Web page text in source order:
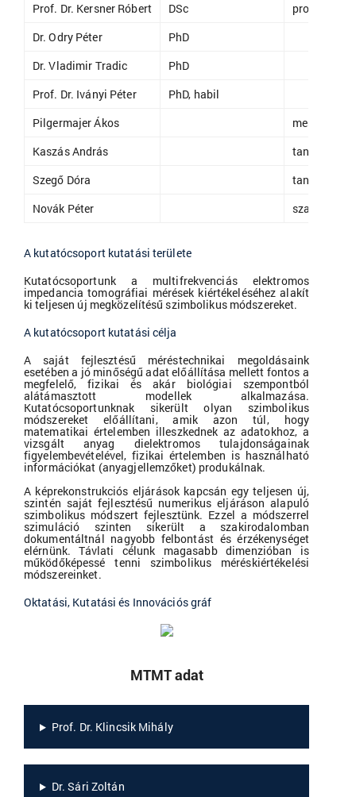
Prof. Dr. Kersner Róbert
DSc
prof.
Dr. Odry Péter
PhD
Dr. Vladimir Tradic
PhD
Prof. Dr. Iványi Péter
PhD, habil
Pilgermajer Ákos
Kaszás András
tanársegéd
Szegő Dóra
tanársegéd
Novák Péter
szakoktató
A kutatócsoport kutatási területe
Kutatócsoportunk a multifrekvenciás elektromos
impedancia tomográfiai mérések kiértékeléséhez alakít
ki teljesen új megközelítésű szimbolikus módszereket.
A kutatócsoport kutatási célja
A saját fejlesztésű méréstechnikai megoldásaink
esetében a jó minőségű adat előállítása mellett fontos a
megfelelő, fizikai és akár biológiai szempontból
alátámasztott modellek alkalmazása.
Kutatócsoportunknak sikerült olyan szimbolikus
módszereket előállítani, amik azon túl, hogy
matematikai értelemben illeszkednek az adatokhoz, a
vizsgált anyag dielektromos tulajdonságainak
figyelembevételével, fizikai értelemben is használható
információkat (anyagjellemzőket) produkálnak.
A képrekonstrukciós eljárások kapcsán egy teljesen új,
szintén saját fejlesztésű numerikus eljáráson alapuló
szimbolikus módszert fejlesztünk. Ezzel a módszerrel
szimuláció szinten sikerült a szakirodalomban
dokumentáltnál nagyobb felbontást és érzékenységet
elérnünk. Távlati célunk magasabb dimenzióban is
működőképessé tenni szimbolikus méréskiértékelési
módszereinket.
Oktatási, Kutatási és Innovációs gráf
MTMT adat
Prof. Dr. Klincsik Mihály
Dr. Sári Zoltán